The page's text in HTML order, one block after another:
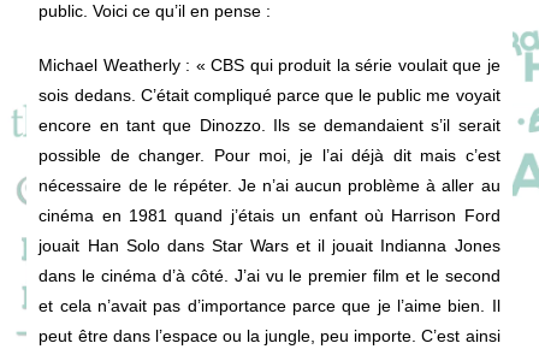
public. Voici ce qu’il en pense :
Michael Weatherly : « CBS qui produit la série voulait que je
sois dedans. C’était compliqué parce que le public me voyait
encore en tant que Dinozzo. Ils se demandaient s’il serait
possible de changer. Pour moi, je l’ai déjà dit mais c’est
nécessaire de le répéter. Je n’ai aucun problème à aller au
cinéma en 1981 quand j’étais un enfant où Harrison Ford
jouait Han Solo dans Star Wars et il jouait Indianna Jones
dans le cinéma d’à côté. J’ai vu le premier film et le second
et cela n’avait pas d’importance parce que je l’aime bien. Il
peut être dans l’espace ou la jungle, peu importe. C’est ainsi